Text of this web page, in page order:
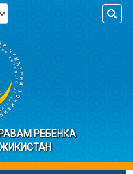
РЕБЕНКА